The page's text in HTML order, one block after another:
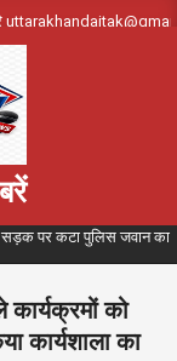
सड़क पर कटा पुलिस जवान का
को
कार्यशाला का